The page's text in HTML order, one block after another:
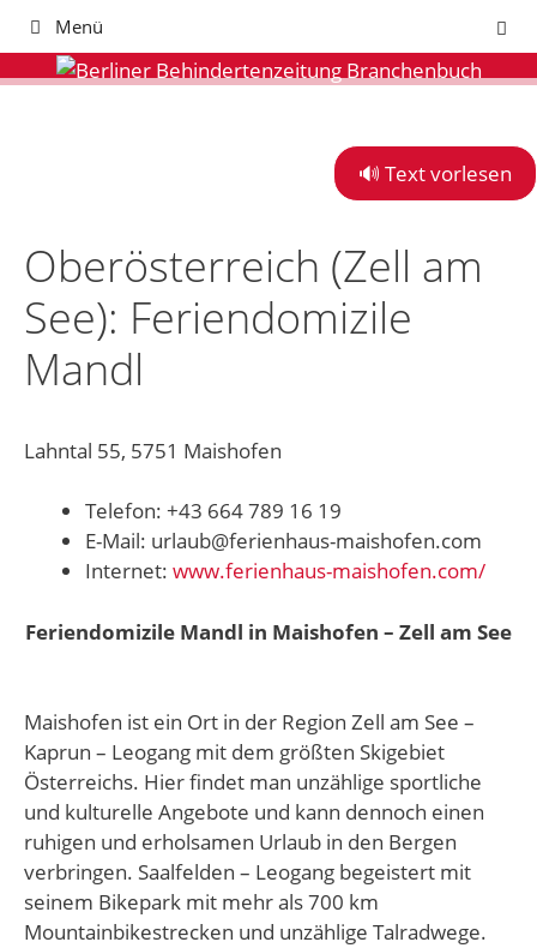
Zum
springen
Menü
🔊 Text vorlesen
Oberösterreich (Zell am
See): Feriendomizile
Mandl
Lahntal 55, 5751 Maishofen
Telefon: +43 664 789 16 19
E-Mail: urlaub@ferienhaus-maishofen.com
Internet: www.ferienhaus-maishofen.com/
Feriendomizile Mandl in Maishofen – Zell am See
Maishofen ist ein Ort in der Region Zell am See –
Kaprun – Leogang mit dem größten Skigebiet
Österreichs. Hier findet man unzählige sportliche
und kulturelle Angebote und kann dennoch einen
ruhigen und erholsamen Urlaub in den Bergen
verbringen. Saalfelden – Leogang begeistert mit
seinem Bikepark mit mehr als 700 km
Mountainbikestrecken und unzählige Talradwege.